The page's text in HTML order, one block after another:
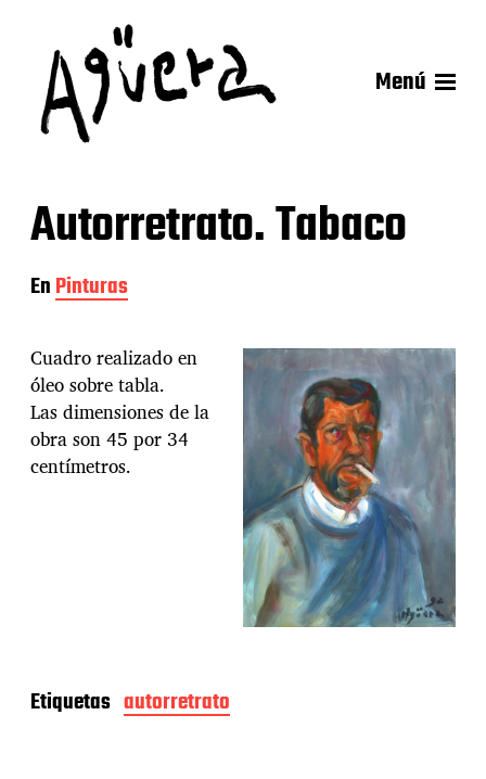
Menú
Autorretrato. Tabaco
EnPinturas
Cuadro realizado en
óleo sobre tabla.
Las dimensiones de la
obra son 45 por 34
centímetros.
Etiquetas autorretrato